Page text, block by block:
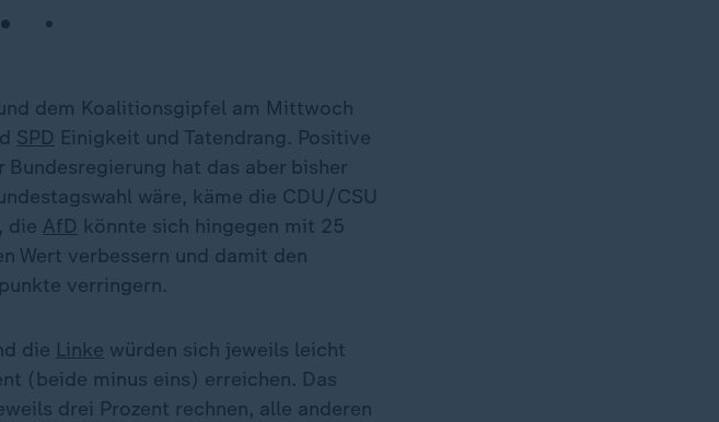
dem Koalitionsgipfel am Mittwoch
SPD Einigkeit und Tatendrang. Positive
hat das aber bisher
wäre, käme die CDU/CSU
die AfD könnte sich hingegen mit 25
Wert verbessern und damit den
verringern.
die Linke würden sich jeweils leicht
(beide minus eins) erreichen. Das
drei Prozent rechnen, alle anderen